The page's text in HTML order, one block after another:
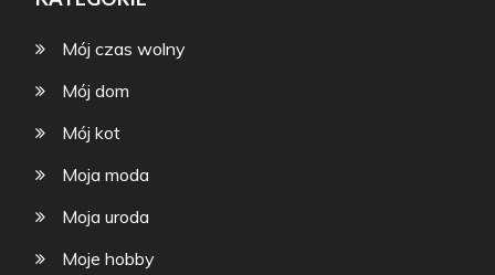
Mój czas wolny
Mój dom
Mój kot
Moja moda
Moja uroda
Moje hobby